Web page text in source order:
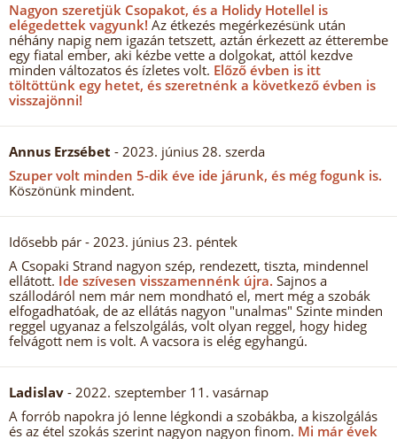
Nagyon szeretjük Csopakot, és a Holidy Hotellel is
elégedettek vagyunk! Az étkezés megérkezésünk után
néhány napig nem igazán tetszett, aztán érkezett az étterembe
egy fiatal ember, aki kézbe vette a dolgokat, attól kezdve
minden változatos és ízletes volt. Előző évben is itt
töltöttünk egy hetet, és szeretnénk a következő évben is
visszajönni!
Annus Erzsébet - 2023. június 28. szerda
Szuper volt minden 5-dik éve ide járunk, és még fogunk is.
Köszönünk mindent.
Idősebb pár - 2023. június 23. péntek
A Csopaki Strand nagyon szép, rendezett, tiszta, mindennel
ellátott. Ide szívesen visszamennénk újra. Sajnos a
szállodáról nem már nem mondható el, mert még a szobák
elfogadhatóak, de az ellátás nagyon "unalmas" Szinte minden
reggel ugyanaz a felszolgálás, volt olyan reggel, hogy hideg
felvágott nem is volt. A vacsora is elég egyhangú.
Ladislav - 2022. szeptember 11. vasárnap
A forrób napokra jó lenne légkondi a szobákba, a kiszolgálás
és az étel szokás szerint nagyon nagyon finom. Mi már évek